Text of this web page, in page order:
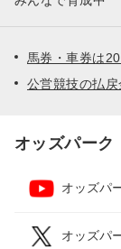
馬券・車券は
公営競技の払
オッズパーク
オッズパ
オッズパ